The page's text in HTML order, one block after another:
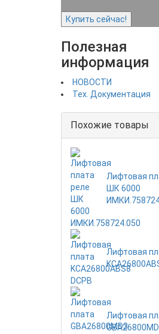
Купить сейчас!
Полезная
информация
НОВОСТИ
Тех. Документация
Похожие товары
Лифтовая
ШК 6000
Лифтовая
Лифтовая